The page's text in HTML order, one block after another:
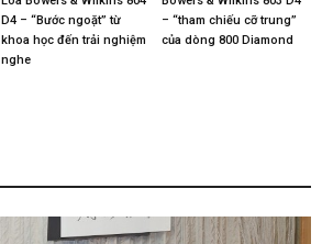
D4 – “Bước ngoặt” từ
khoa học đến trải nghiệm
nghe
– “tham chiếu cỡ trung”
của dòng 800 Diamond